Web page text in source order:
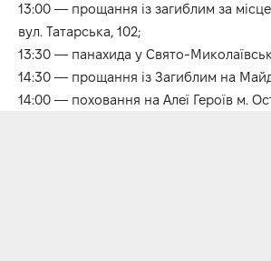
13:00 — прощання із загиблим за
вул. Татарська, 102;
13:30 — панахида у Свято-
14:30 — прощання із Загиблим на
14:00 — поховання на Алеї Героїв м.